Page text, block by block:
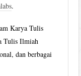
.
Karya Tulis
Tulis Ilmiah
dan berbagai